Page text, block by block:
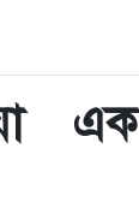
এক